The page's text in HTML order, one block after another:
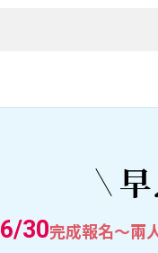
6/30完成報名～兩